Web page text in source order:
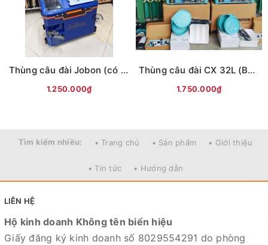
Thùng câu đài Jobon (có tựa lưng, đủ phụ kiện)
1.250.000₫
Thùng câu đài CX 32L (Bản L9) -có tựa lưng
1.750.000₫
Tìm kiếm nhiều: • Trang chủ • Sản phẩm • Giới thiệu
• Tin tức • Hướng dẫn
LIÊN HỆ
Hộ kinh doanh Không tên biển hiệu
Giấy đăng ký kinh doanh số 8029554291 do phòng